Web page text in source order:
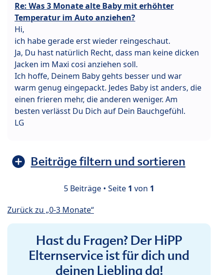
Re: Was 3 Monate alte Baby mit erhöhter
Temperatur im Auto anziehen?
Hi,
ich habe gerade erst wieder reingeschaut.
Ja, Du hast natürlich Recht, dass man keine dicken
Jacken im Maxi cosi anziehen soll.
Ich hoffe, Deinem Baby gehts besser und war
warm genug eingepackt. Jedes Baby ist anders, die
einen frieren mehr, die anderen weniger. Am
besten verlässt Du Dich auf Dein Bauchgefühl.
LG
Beiträge filtern und sortieren
5 Beiträge • Seite 1 von 1
Zurück zu „0-3 Monate“
Hast du Fragen? Der HiPP
Elternservice ist für dich und
deinen Liebling da!